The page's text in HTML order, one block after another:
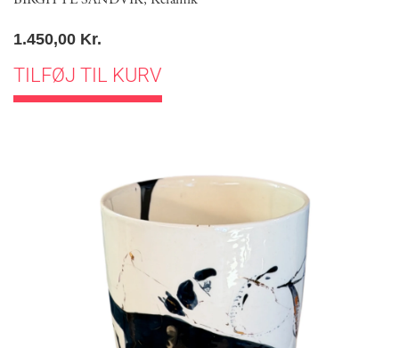
1.450,00 Kr.
TILFØJ TIL KURV